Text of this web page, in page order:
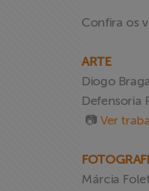
Confira os
ARTE
Diogo
Defensoria
📷 Ver
Márcia